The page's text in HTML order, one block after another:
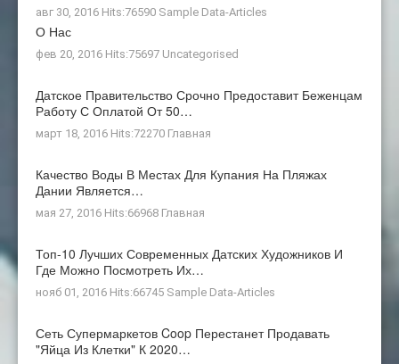
авг 30, 2016 Hits:76590 Sample Data-Articles
О Нас
фев 20, 2016 Hits:75697 Uncategorised
Датское Правительство Срочно Предоставит Беженцам
Работу С Оплатой От 50…
март 18, 2016 Hits:72270 Главная
Качество Воды В Местах Для Купания На Пляжах
Дании Является…
мая 27, 2016 Hits:66968 Главная
Топ-10 Лучших Современных Датских Художников И
Где Можно Посмотреть Их…
нояб 01, 2016 Hits:66745 Sample Data-Articles
Сеть Супермаркетов Coop Перестанет Продавать
"яйца Из Клетки" К 2020…